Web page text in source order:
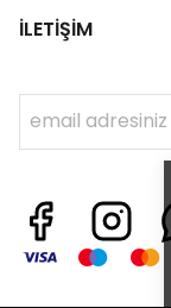
İLETİŞİM